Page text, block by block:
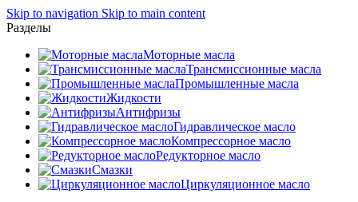
Skip to navigation Skip to main content
Разделы
Моторные масла
Трансмиссионные масла
Промышленные масла
Жидкости
Антифризы
Гидравлическое масло
Компрессорное масло
Редукторное масло
Смазки
Циркуляционное масло